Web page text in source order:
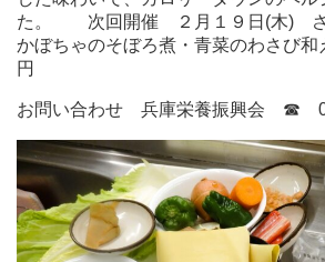
た。 次回開催 ２月１９日(木) さ
かぼちゃのそぼろ煮・青菜のわさび
円
お問い合わせ 兵庫栄養振興会 ☎